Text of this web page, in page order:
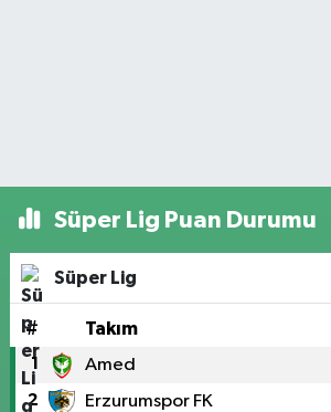
Süper Lig Puan Durumu
Süper Lig
# Takım
1 Amed
2 Erzurumspor FK